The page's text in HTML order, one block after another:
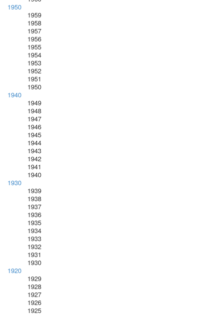
1950
1959
1958
1957
1956
1955
1954
1953
1952
1951
1950
1940
1949
1948
1947
1946
1945
1944
1943
1942
1941
1940
1930
1939
1938
1937
1936
1935
1934
1933
1932
1931
1930
1920
1929
1928
1927
1926
1925